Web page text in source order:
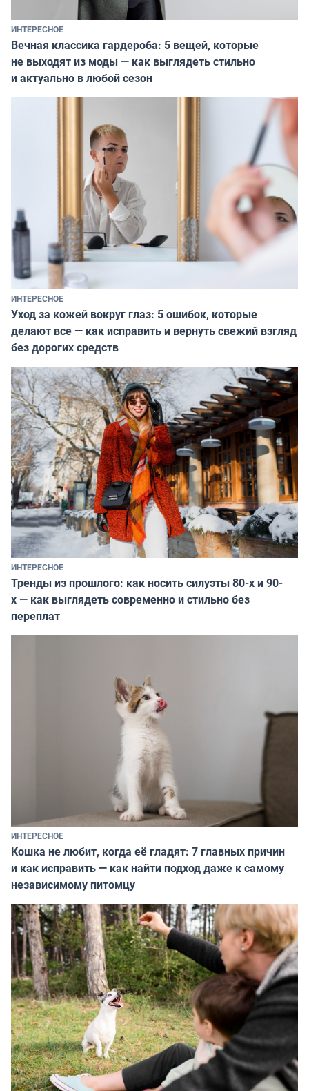
ИНТЕРЕСНОЕ
Вечная классика гардероба: 5 вещей, которые
не выходят из моды — как выглядеть стильно
и актуально в любой сезон
ИНТЕРЕСНОЕ
Уход за кожей вокруг глаз: 5 ошибок, которые
делают все — как исправить и вернуть свежий взгляд
без дорогих средств
ИНТЕРЕСНОЕ
Тренды из прошлого: как носить силуэты 80-х и 90-
х — как выглядеть современно и стильно без
переплат
ИНТЕРЕСНОЕ
Кошка не любит, когда её гладят: 7 главных причин
и как исправить — как найти подход даже к самому
независимому питомцу